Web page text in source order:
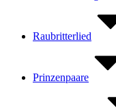
Raubritterlied
Prinzenpaare